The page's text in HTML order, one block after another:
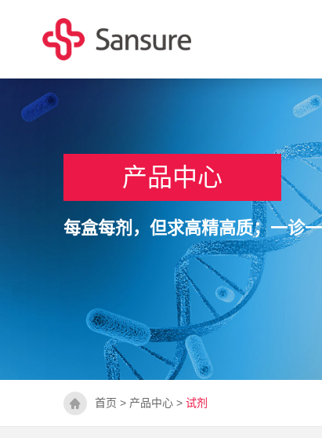
产品中心
每盒每剂，但求高精高质；一诊
首页 > 产品中心> 试剂